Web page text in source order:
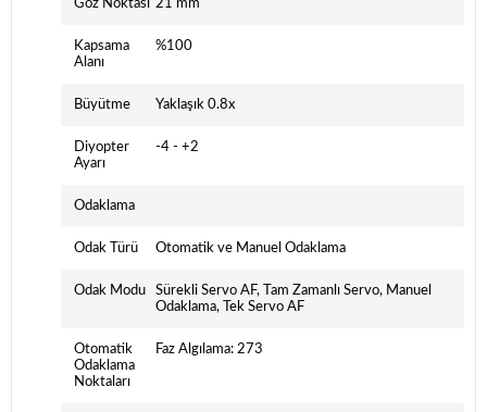
Göz Noktası 21 mm
Kapsama
Alanı
%100
Büyütme Yaklaşık 0.8x
Diyopter
Ayarı
-4 - +2
Odaklama
Odak Türü Otomatik ve Manuel Odaklama
Odak Modu
Sürekli Servo AF, Tam Zamanlı Servo, Manuel
Odaklama, Tek Servo AF
Otomatik
Odaklama
Noktaları
Faz Algılama: 273